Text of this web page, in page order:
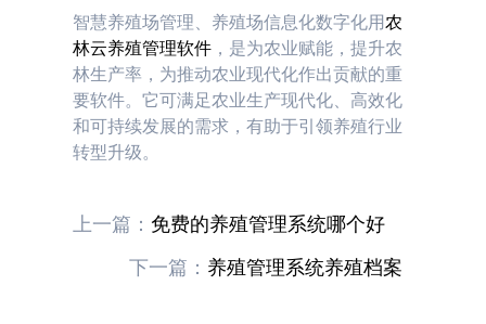
智慧养殖场管理、养殖场信息化数字化用农
林云养殖管理软件 ，是为农业赋能，提升农
林生产率，为推动农业现代化作出贡献的重
要软件。它可满足农业生产现代化、高效化
和可持续发展的需求，有助于引领养殖行业
转型升级。
上一篇： 免费的养殖管理系统哪个好
下一篇： 养殖管理系统养殖档案